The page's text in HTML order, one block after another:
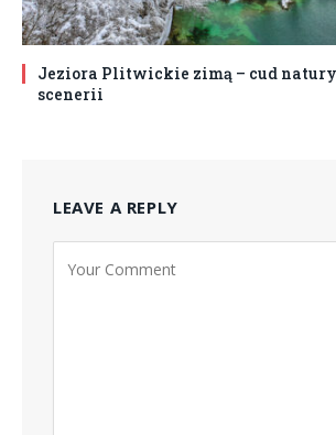
Jeziora Plitwickie zimą – cud
scenerii
LEAVE A REPLY